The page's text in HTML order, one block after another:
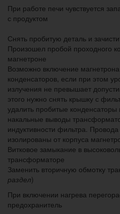
При работе печи чувствуется
с продуктом
Снять пробитую деталь и
Произошел пробой проходного
магнетроне
Возможно включение
конденсаторов, если при этом
излучения не превышает
этого нужно снять крышку с
удалить пробитые конденсаторы
накальные выводы
индуктивности фильтра.
изолированы от корпуса
Витковое замыкание в
трансформаторе
Заменить вторичную обмотку
раздел)
При включении нагрева
предохранитель